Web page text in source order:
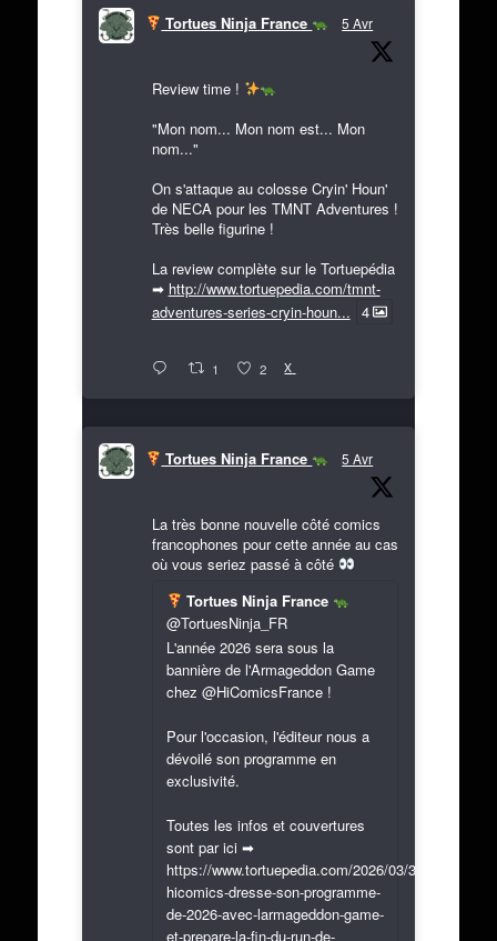
Tortues Ninja France 5 Avr
Review time !
"Mon nom... Mon nom est... Mon
nom..."
On s'attaque au colosse Cryin' Houn'
de NECA pour les TMNT Adventures !
Très belle figurine !
La review complète sur le Tortuepédia
➡ http://www.tortuepedia.com/tmnt-
adventures-series-cryin-houn... 4
1 2 X
Tortues Ninja France 5 Avr
La très bonne nouvelle côté comics
francophones pour cette année au cas
où vous seriez passé à côté
Tortues Ninja France
@TortuesNinja_FR
L'année 2026 sera sous la
bannière de l'Armageddon Game
chez @HiComicsFrance !
Pour l'occasion, l'éditeur nous a
dévoilé son programme en
exclusivité.
Toutes les infos et couvertures
sont par ici ➡
https://www.tortuepedia.com/2026/03/31/exclusif-
hicomics-dresse-son-programme-
de-2026-avec-larmageddon-game-
et-prepare-la-fin-du-run-de-